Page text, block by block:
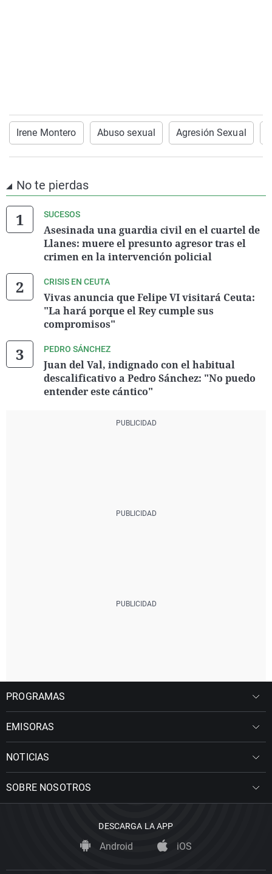
Irene Montero Abuso sexual Agresión Sexual
No te pierdas
SUCESOS
Asesinada una guardia civil en el cuartel de
Llanes: muere el presunto agresor tras el
crimen en la intervención policial
CRISIS EN CEUTA
Vivas anuncia que Felipe VI visitará Ceuta:
"La hará porque el Rey cumple sus
compromisos"
PEDRO SÁNCHEZ
Juan del Val, indignado con el habitual
descalificativo a Pedro Sánchez: "No puedo
entender este cántico"
PROGRAMAS
EMISORAS
NOTICIAS
SOBRE NOSOTROS
DESCARGA LA APP
Android iOS